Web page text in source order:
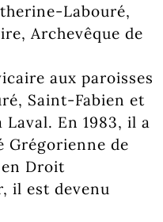
Labouré,
Archevêque de
aux paroisses
Saint-Fabien et
En 1983, il a
Grégorienne de
Droit
il est devenu